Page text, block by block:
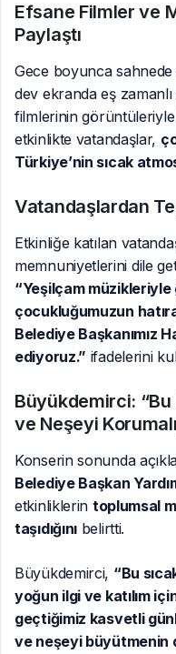
Efsane Filmler ve
Paylaştı
Gece boyunca
dev ekranda eş
filmlerinin görüntüleriyle
etkinlikte vatandaşlar,
Türkiye’nin sıcak
Vatandaşlardan
Etkinliğe katılan
memnuniyetlerini dile
“Yeşilçam
çocukluğumuzun
Belediye Başkanımız
ediyoruz.” ifadelerini
Büyükdemirci:
ve Neşeyi
Konserin sonunda
Belediye Başkan
etkinliklerin toplumsal
taşıdığını belirtti.
Büyükdemirci, “Bu
yoğun ilgi ve katılım
geçtiğimiz kasvetli
ve neşeyi büyütmenin